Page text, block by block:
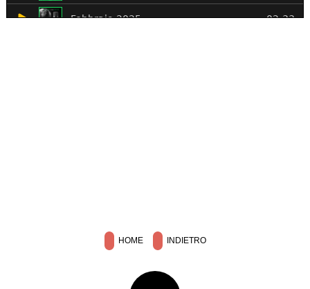
HOME INDIETRO